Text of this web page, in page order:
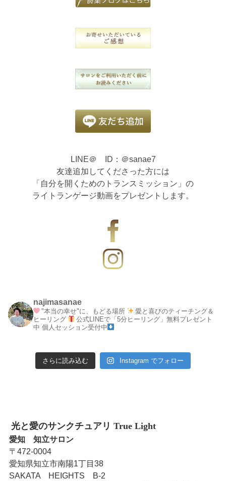
LINE＠ ID：＠sanae7
友達追加してくださった方には
「自分を開くためのトランスミッション」の
ライトランゲージ動画をプレゼントします。
najimasanae
"本当の幸せ"に、もどる場所
愛と喜びのティーチング＆
ヒーリング
公式LINEで「5分ヒーリング」無料プレゼント
中 個人セッション受付中
さらに読み込む Instagram でフォロー
光と愛のサンクチュアリ True Light
愛知 知立サロン
〒472-0004
愛知県知立市南陽1丁目38
SAKATA HEIGHTS B-2